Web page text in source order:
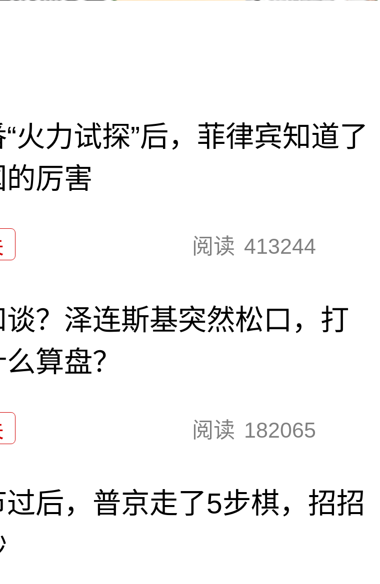
火力试探”后，菲律宾知道了
的厉害
阅读 413244
谈？泽连斯基突然松口，打
算盘？
阅读 182065
过后，普京走了5步棋，招招